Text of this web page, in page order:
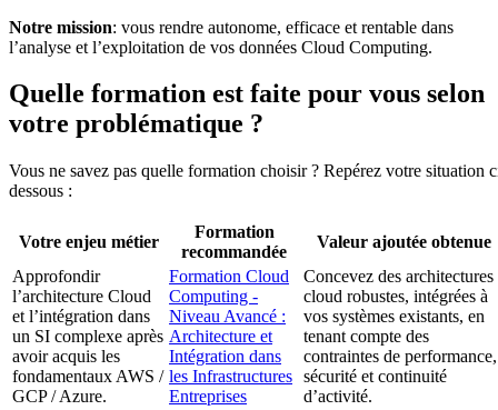
Notre mission: vous rendre autonome, efficace et rentable dans
l’analyse et l’exploitation de vos données Cloud Computing.
Quelle formation est faite pour vous selon
votre problématique ?
Vous ne savez pas quelle formation choisir ? Repérez votre situation
dessous :
Votre enjeu métier
Formation
recommandée
Valeur ajoutée obtenue
Approfondir
l’architecture Cloud
et l’intégration dans
un SI complexe après
avoir acquis les
fondamentaux AWS /
GCP / Azure.
Formation Cloud
Computing -
Niveau Avancé :
Architecture et
Intégration dans
les Infrastructures
Entreprises
Concevez des architectures
cloud robustes, intégrées à
vos systèmes existants, en
tenant compte des
contraintes de performance,
sécurité et continuité
d’activité.